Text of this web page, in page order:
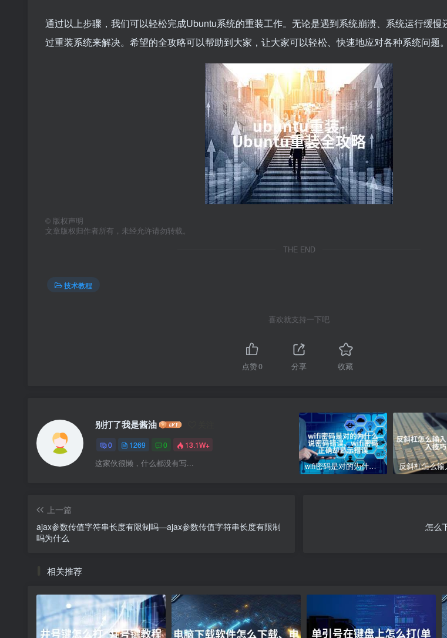
通过以上步骤，我们可以轻松完成Ubuntu系统的重装工作。无论是遇到系统崩溃、系统运行缓慢
过重装系统来解决。希望的全攻略可以帮助到大家，让大家可以轻松、快速地应对各种系统问题。
© 版权声明
文章版权归作者所有，未经允许请勿转载。
THE END
技术教程
喜欢就支持一下吧
点赞0 分享 收藏
别打了我是酱油
0 1269 0 13.1W+
这家伙很懒，什么都没有写... wifi密码是对的为什么说密码错误、wifi密码正确却显示错误
上一篇
ajax参数传值字符串长度有限制吗—ajax参数传值字符串长度有限制
吗为什么
怎么
相关推荐